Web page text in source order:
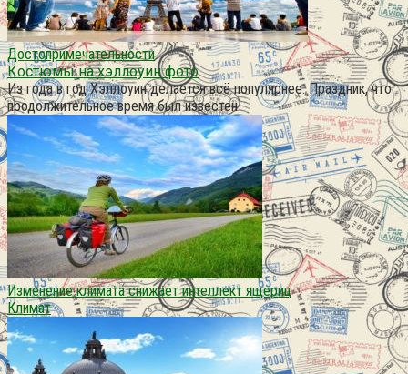
Достопримечательности
Костюмы на хэллоуин фото
Из года в год Хэллоуин делается всё популярнее. Праздник, что
продолжительное время был известен
Изменение климата снижает интеллект ящериц
Климат